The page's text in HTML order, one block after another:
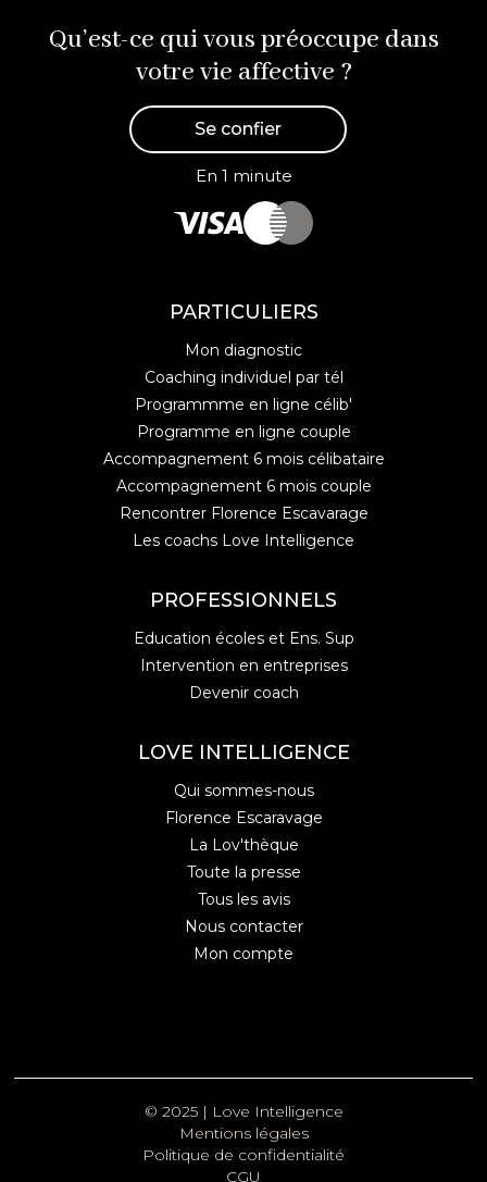
Qu’est-ce qui vous préoccupe dans
votre vie affective ?
Se confier
En 1 minute
PARTICULIERS
Mon diagnostic
Coaching individuel par tél
Programmme en ligne célib'
Programme en ligne couple
Accompagnement 6 mois célibataire
Accompagnement 6 mois couple
Rencontrer Florence Escavarage
Les coachs Love Intelligence
PROFESSIONNELS
Education écoles et Ens. Sup
Intervention en entreprises
Devenir coach
LOVE INTELLIGENCE
Qui sommes-nous
Florence Escaravage
La Lov'thèque
Toute la presse
Tous les avis
Nous contacter
Mon compte
© 2025 | Love Intelligence
Mentions légales
Politique de confidentialité
CGU